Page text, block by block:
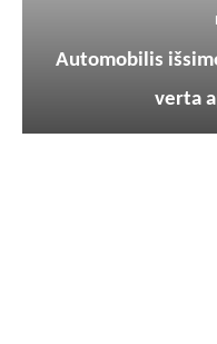
Automobilis
verta